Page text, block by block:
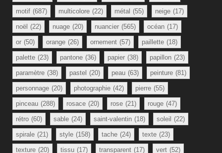
motif (687) multicolore (22) métal (55) neige (17)
noël (22) nuage (20) nuancier (565) océan (17)
or (50) orange (26) ornement (57) paillette (18)
palette (23) pantone (36) papier (38) papillon (23)
paramètre (38) pastel (20) peau (63) peinture (81)
personnage (20) photographie (42) pierre (55)
pinceau (288) rosace (20) rose (21) rouge (47)
rétro (60) sable (24) saint-valentin (18) soleil (22)
spirale (21) style (158) tache (24) texte (23)
texture (20) tissu (17) transparent (17) vert (52)